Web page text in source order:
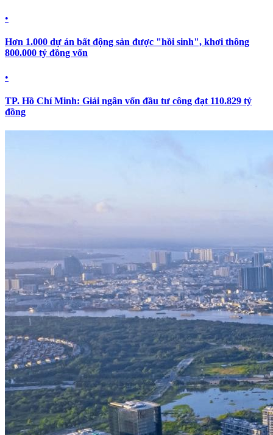
•
Hơn 1.000 dự án bất động sản được "hồi sinh", khơi thông
800.000 tỷ đồng vốn
•
TP. Hồ Chí Minh: Giải ngân vốn đầu tư công đạt 110.829 tỷ
đồng